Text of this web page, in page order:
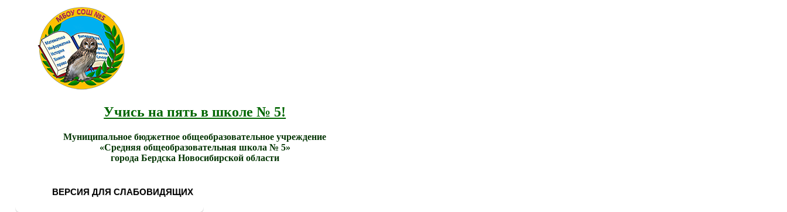
Учись на пять в школе № 5!
Муниципальное бюджетное общеобразовательное учреждение
«Средняя общеобразовательная школа № 5»
города Бердска Новосибирской области
ВЕРСИЯ ДЛЯ СЛАБОВИДЯЩИХ